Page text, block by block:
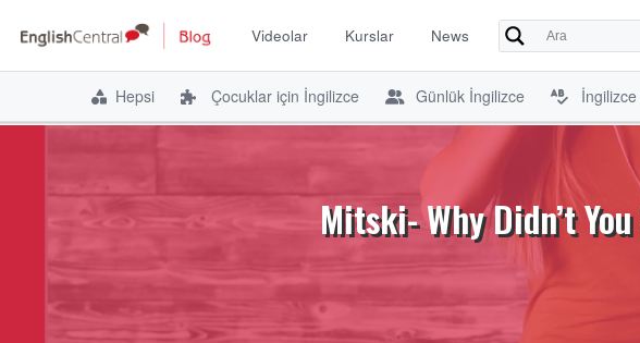
Videolar Kurslar News
Hepsi Çocuklar için İngilizce Günlük İngilizce
Mitski- Why Didn’t